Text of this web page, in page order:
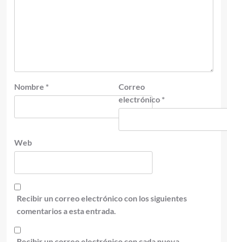
Nombre *
Correo
electrónico *
Web
Recibir un correo electrónico con los siguientes
comentarios a esta entrada.